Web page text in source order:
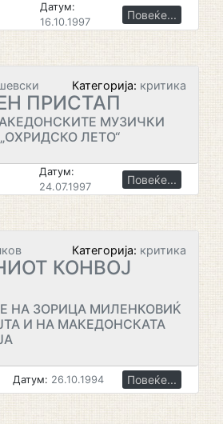
Датум:
16.10.1997
Повеќе...
Категорија: критика
ПРИСТАП
МУЗИЧКИ
ЛЕТО“
Датум:
24.07.1997
Повеќе...
Категорија: критика
КОНВОЈ
НА ЗОРИЦА МИЛЕНКОВИЌ
И НА МАКЕДОНСКАТА
Датум: 26.10.1994 Повеќе...